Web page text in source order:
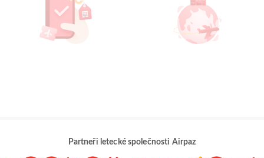
Partneři letecké společnosti Airpaz